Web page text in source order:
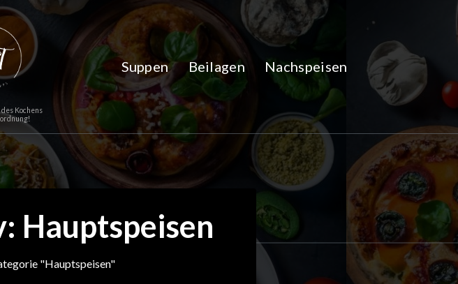
Kochens
Suppen Beilagen Nachspeisen
Hauptspeisen
"Hauptspeisen"